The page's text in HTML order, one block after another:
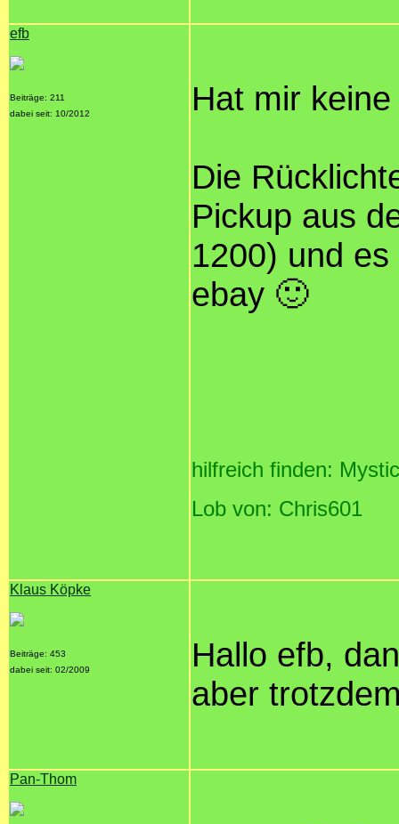
efb
Beiträge: 211
dabei seit: 10/2012
Hat mir
Die
Pickup aus
1200) und
ebay 🙂
hilfreich finden:
Lob von: Chris601
Klaus Köpke
Beiträge: 453
dabei seit: 02/2009
Hallo efb,
aber
Pan-Thom